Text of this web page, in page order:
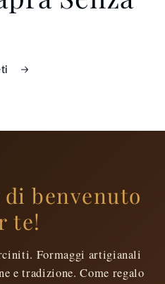
di benvenuto
te!
Formaggi artigianali
e tradizione. Come regalo